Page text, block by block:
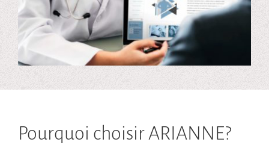
Pourquoi choisir ARIANNE?